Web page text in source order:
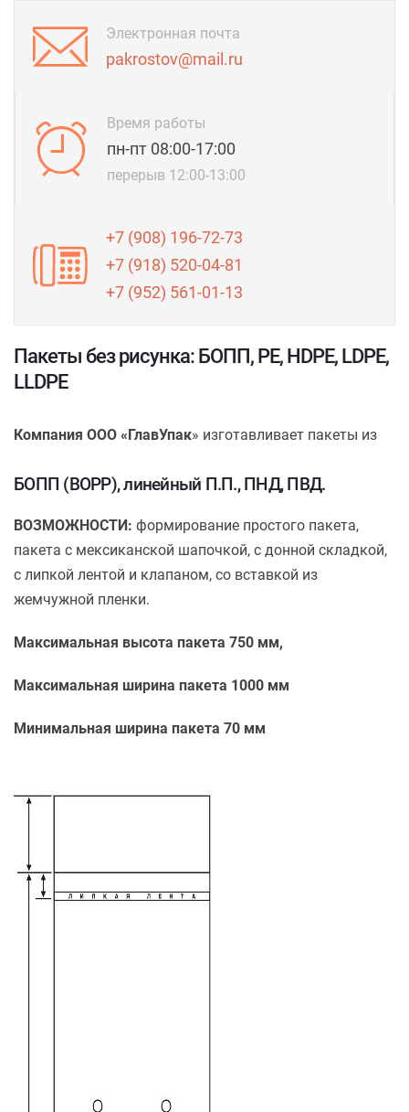
Электронная почта
pakrostov@mail.ru
Время работы
пн-пт 08:00-17:00
перерыв 12:00-13:00
+7 (908) 196-72-73
+7 (918) 520-04-81
+7 (952) 561-01-13
Пакеты без рисунка: БОПП, PE, HDPE, LDPE,
LLDPE
Компания ООО «ГлавУпак» изготавливает пакеты из
БОПП (BOPP), линейный П.П., ПНД, ПВД.
ВОЗМОЖНОСТИ: формирование простого пакета,
пакета с мексиканской шапочкой, с донной складкой,
с липкой лентой и клапаном, со вставкой из
жемчужной пленки.
Максимальная высота пакета 750 мм,
Максимальная ширина пакета 1000 мм
Минимальная ширина пакета 70 мм